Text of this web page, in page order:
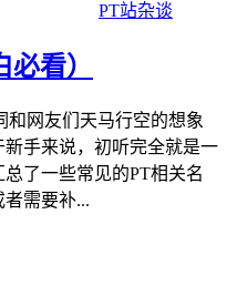
PT站杂谈
看）
和网友们天马行空的想象
手来说，初听完全就是一
了一些常见的PT相关名
需要补...